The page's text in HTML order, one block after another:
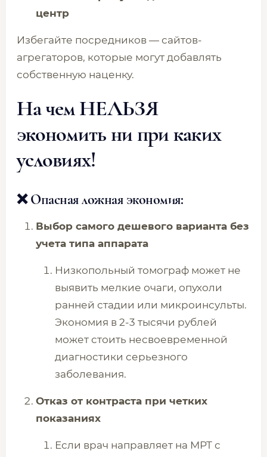
центр
Избегайте посредников — сайтов-
агрегаторов, которые могут добавлять
собственную наценку.
На чем НЕЛЬЗЯ
экономить ни при каких
условиях!
❌ Опасная ложная экономия:
Выбор самого дешевого варианта без
учета типа аппарата
Низкопольный томограф может не
выявить мелкие очаги, опухоли
ранней стадии или микроинсульты.
Экономия в 2-3 тысячи рублей
может стоить несвоевременной
диагностики серьезного
заболевания.
Отказ от контраста при четких
показаниях
Если врач направляет на МРТ с